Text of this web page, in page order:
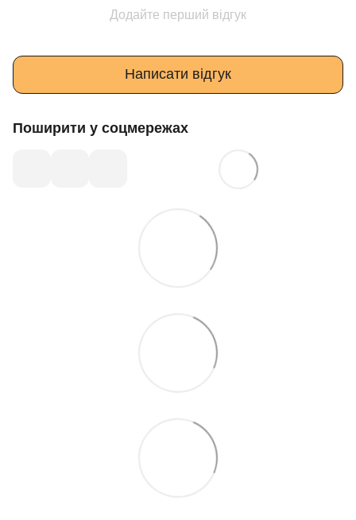
Додайте перший відгук
Написати відгук
Поширити у соцмережах